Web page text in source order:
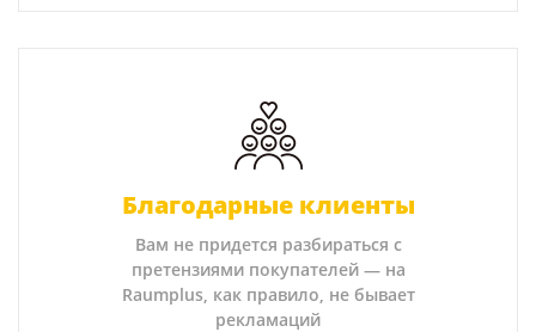
Благодарные клиенты
Вам не придется разбираться с
претензиями покупателей — на
Raumplus, как правило, не бывает
рекламаций